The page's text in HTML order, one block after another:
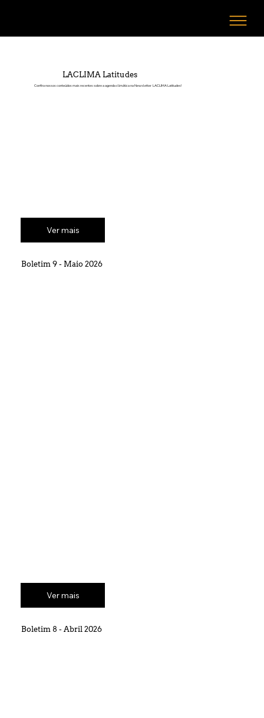
LACLIMA Latitudes
Conﬁra nossos conteúdos mais recentes sobre a agenda climática na Newsletter LACLIMA Latitudes!
Ver mais
Boletim 9 - Maio 2026
Ver mais
Boletim 8 - Abril 2026